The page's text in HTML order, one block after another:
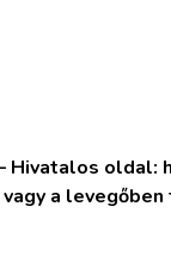
Hivatalos oldal:
vagy a